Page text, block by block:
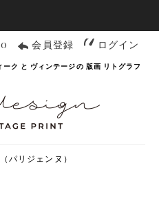
会員登録 ログイン
ク と ヴィンテージの 版画 リトグラフ
パリジェンヌ）